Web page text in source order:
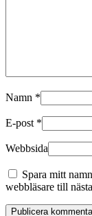
Namn *
E-post *
Webbsida
Spara mitt
webbläsare till